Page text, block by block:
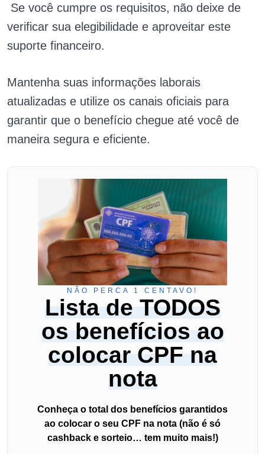
Se você cumpre os requisitos, não deixe de
verificar sua elegibilidade e aproveitar este
suporte financeiro.
Mantenha suas informações laborais
atualizadas e utilize os canais oficiais para
garantir que o benefício chegue até você de
maneira segura e eficiente.
NÃO PERCA 1 CENTAVO!
Lista de TODOS
os benefícios ao
colocar CPF na
nota
Conheça o total dos benefícios garantidos
ao colocar o seu CPF na nota (não é só
cashback e sorteio… tem muito mais!)